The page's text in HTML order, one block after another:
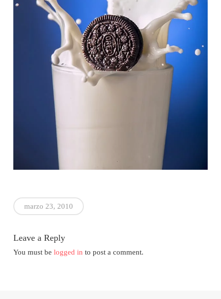
marzo 23, 2010
Leave a Reply
You must be logged in to post a comment.